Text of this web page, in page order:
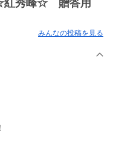
☆紅秀峰☆ 贈答用
みんなの投稿を見る